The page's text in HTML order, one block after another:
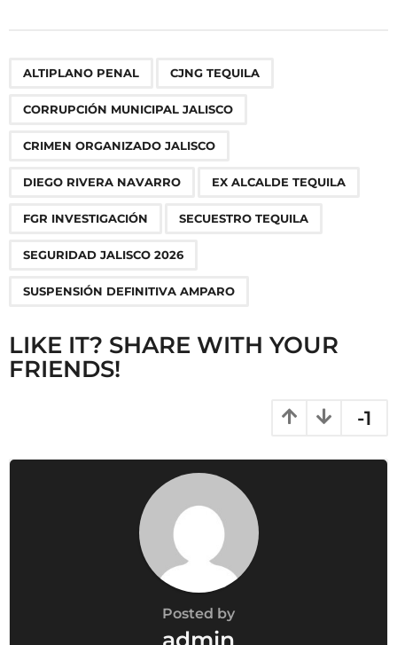
g
n
ALTIPLANO PENAL CJNG TEQUILA
CORRUPCIÓN MUNICIPAL JALISCO
CRIMEN ORGANIZADO JALISCO
DIEGO RIVERA NAVARRO EX ALCALDE TEQUILA
FGR INVESTIGACIÓN SECUESTRO TEQUILA
SEGURIDAD JALISCO 2026
SUSPENSIÓN DEFINITIVA AMPARO
LIKE IT? SHARE WITH YOUR
FRIENDS!
-1
Posted by
admin